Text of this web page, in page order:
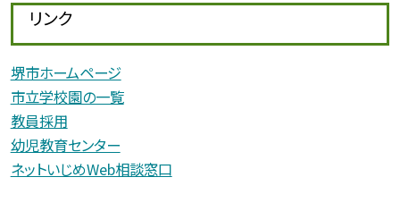
リンク
堺市ホームページ
市立学校園の一覧
教員採用
幼児教育センター
ネットいじめWeb相談窓口